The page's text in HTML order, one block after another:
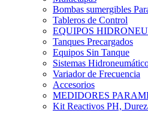
Bombas sumergibles
Tableros de Control
EQUIPOS
Tanques Precargados
Equipos Sin Tanque
Sistemas
Variador de Frecuencia
Accesorios
MEDIDORES
Kit Reactivos PH,